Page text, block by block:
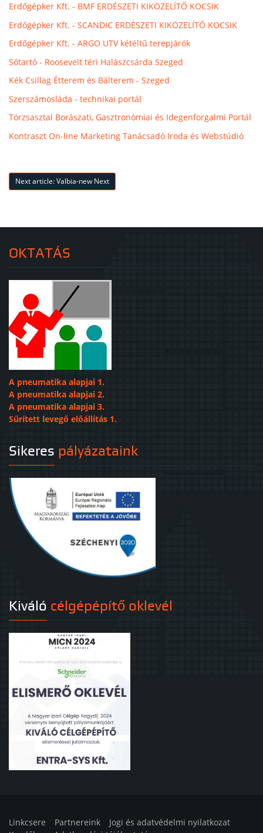
Erdőgépker Kft. - BMF ERDÉSZETI KIKÖZELÍTŐ KOCSIK
Erdőgépker Kft. - SCANDIC ERDÉSZETI KIKÖZELÍTŐ KOCSIK
Erdőgépker Kft. - ARGO UTV kétéltű terepjárók
Sótartó - Roosevelt téri Halászcsárda Szeged
Kék Csillag Étterem és Bálterem - Szeged
Szerszámosláda - technikai portál
Törzsasztal Borászati, Gasztronómiai és Idegenforgalmi Portál
Kontraszt On-line Marketing Tanácsadó Iroda és Webstúdió
Next article: Valbia-new Next
OKTATÁS
A pneumatika alapjai 1.
A pneumatika alapjai 2.
A pneumatika alapjai 3.
Sűrített levegő előállítás 1.
Sikeres pályázataink
Kiváló célgépépítő oklevél
Linkcsere Partnereink
Jogi és adatvédelmi nyilatkozat